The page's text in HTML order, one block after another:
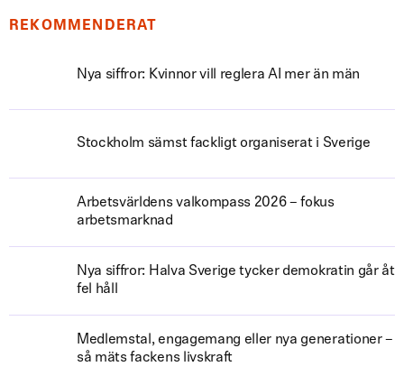
REKOMMENDERAT
Nya siffror: Kvinnor vill reglera AI mer än män
Stockholm sämst fackligt organiserat i Sverige
Arbetsvärldens valkompass 2026 – fokus
arbetsmarknad
Nya siffror: Halva Sverige tycker demokratin går åt
fel håll
Medlemstal, engagemang eller nya generationer –
så mäts fackens livskraft